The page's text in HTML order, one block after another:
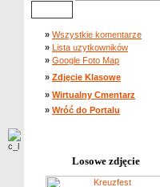
» Wszystkie komentarze
» Lista uzytkowników
» Google Foto Map
» Zdjęcie Klasowe
» Wirtualny Cmentarz
» Wróć do Portalu
Losowe zdjęcie